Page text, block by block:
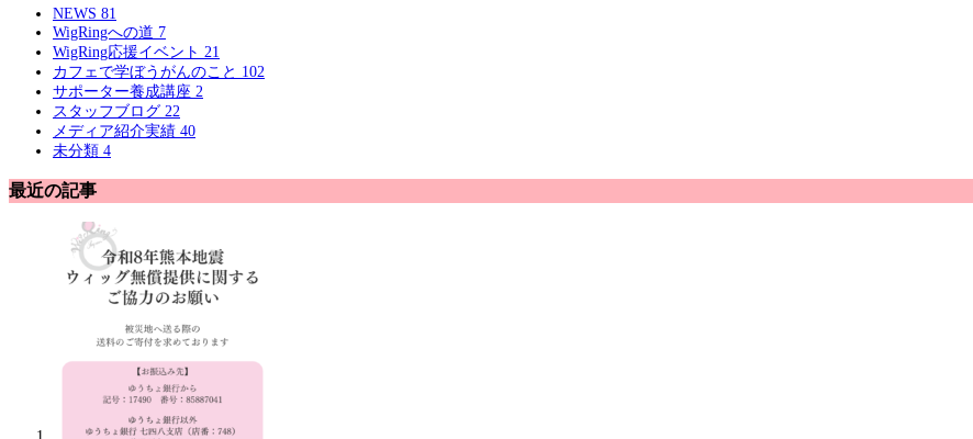
NEWS 81
WigRingへの道 7
WigRing応援イベント 21
カフェで学ぼうがんのこと 102
サポーター養成講座 2
スタッフブログ 22
メディア紹介実績 40
未分類 4
最近の記事